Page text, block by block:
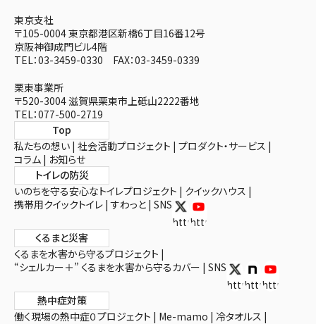
Top
私たちの想い 社会活動プロジェクト プロダクト・サービス
コラム
お知らせ
トイレの防災
いのちを守る安心なトイレプロジェクト
クイックハウス
携帯用クイックトイレ すわっと SNS
https://x.com/toiletex
https://
くるまと災害
くるまを水害から守るプロジェクト
“シェルカー＋” くるまを水害から守るカバー SNS
https://https://https://
熱中症対策
働く現場の熱中症０プロジェクト
Me-mamo
冷タオルス
東京支社
〒105-0004 東京都港区新橋6丁目16番12号
京阪神御成門ビル4階
TEL：03-3459-0330 FAX：03-3459-0339
栗東事業所
〒520-3004 滋賀県栗東市上砥山2222番地
TEL：077-500-2719